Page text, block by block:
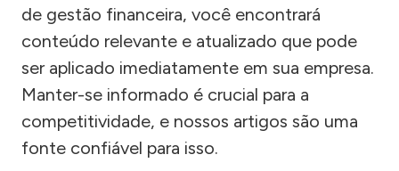
de gestão financeira, você encontrará
conteúdo relevante e atualizado que pode
ser aplicado imediatamente em sua empresa.
Manter-se informado é crucial para a
competitividade, e nossos artigos são uma
fonte confiável para isso.